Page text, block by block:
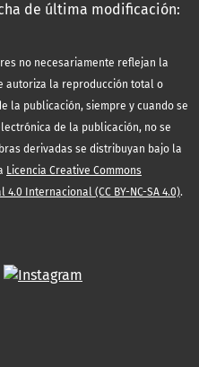
de última modificación:
no necesariamente reflejan la
autoriza la reproducción total o
la publicación, siempre y cuando se
de la publicación, no se
derivadas se distribuyan bajo la
Licencia Creative Commons
Internacional (CC BY-NC-SA 4.0).